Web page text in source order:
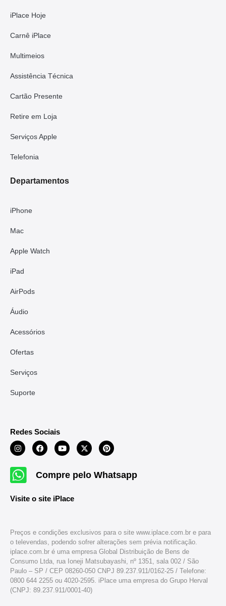
iPlace Hoje
Carnê iPlace
Multimeios
Assistência Técnica
Cartão Presente
Retire em Loja
Serviços Apple
Telefonia
Departamentos
iPhone
Mac
Apple Watch
iPad
AirPods
Áudio
Acessórios
Ofertas
Serviços
Suporte
Redes Sociais
Compre pelo Whatsapp
Visite o site iPlace
Preços e condições exclusivos para o site www.iplace.com.br e para
o televendas, podendo sofrer alterações sem prévia notificação.
iplace.com.br é uma empresa Global Distribuição de Bens de
Consumo Ltda, rua Ioneji Matsubayashi, nº 1351, sala 002 / São
Paulo – SP / CEP 08260-050 CNPJ 89.237.911/0162-25 / Telefone:
0800 644 2255 ou 4020-2595. iPlace uma empresa do Grupo Herval
(CNPJ: 89.237.911/0001-40)